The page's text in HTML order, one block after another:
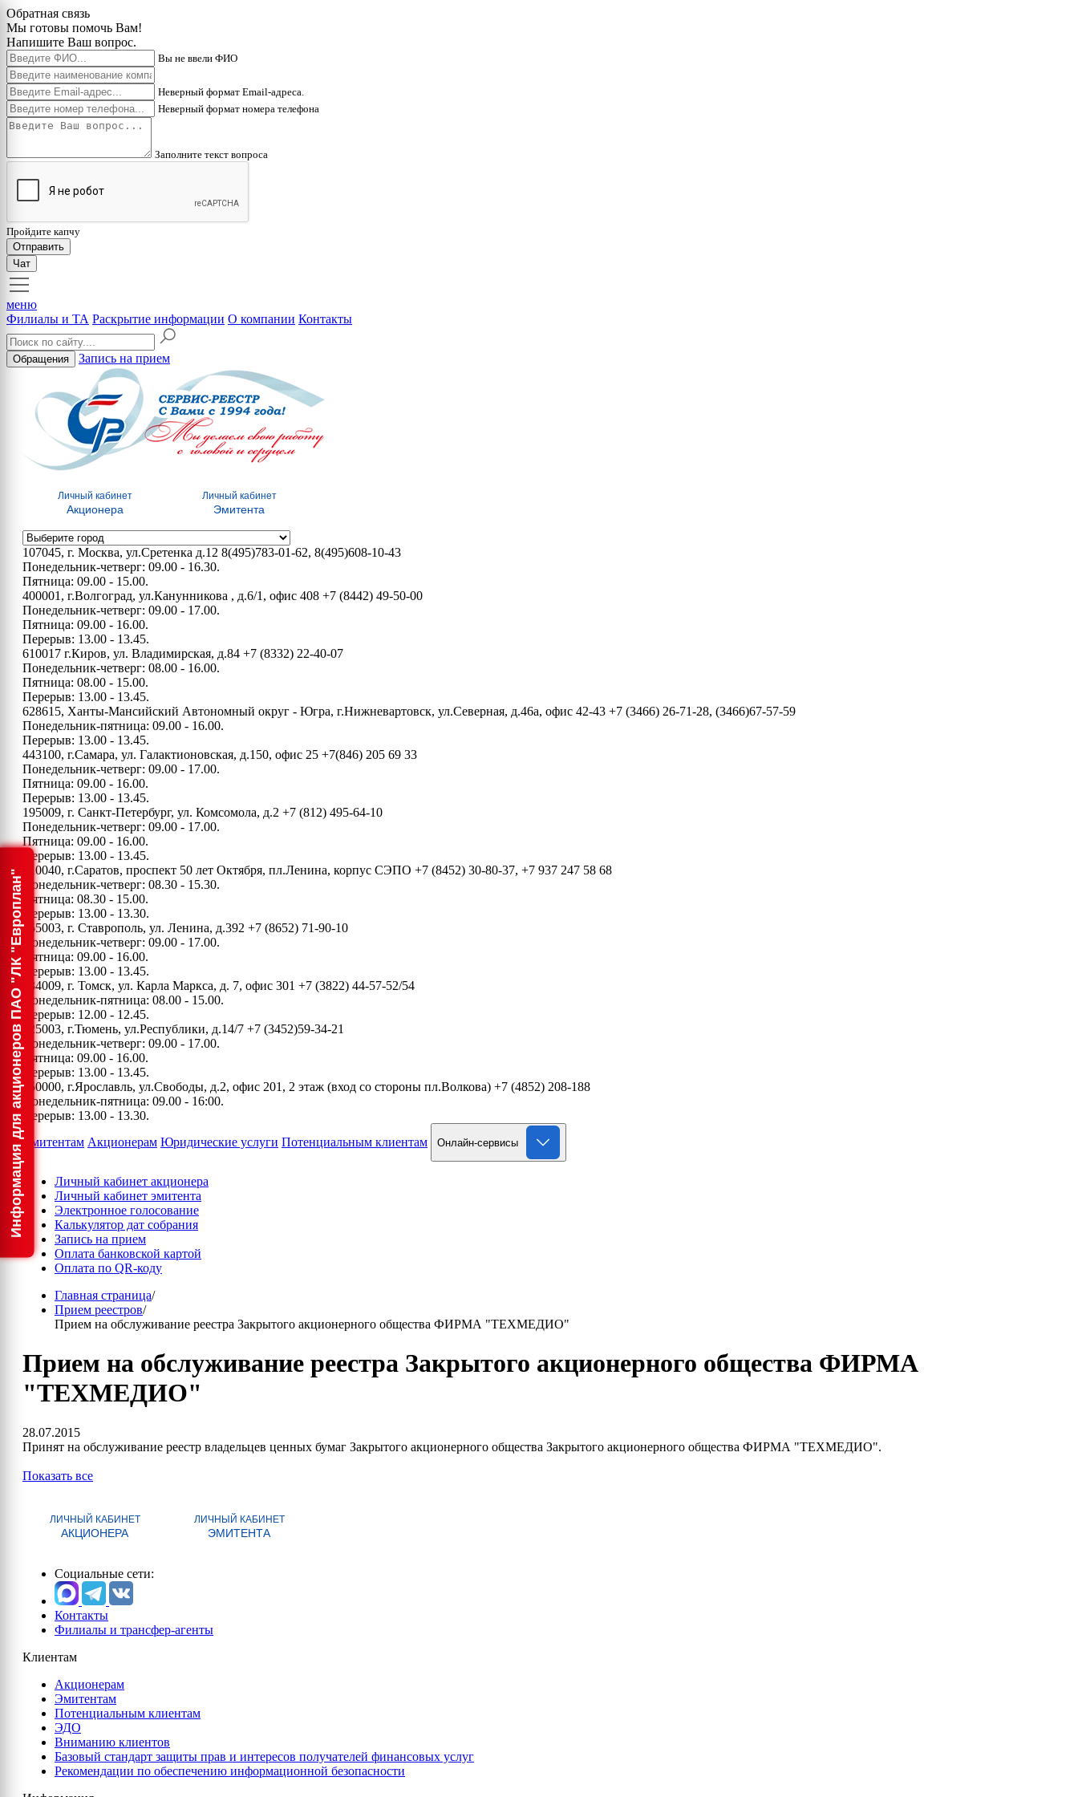
Обратная связь
Мы готовы помочь Вам!
Напишите Ваш вопрос.
Вы не ввели ФИО
Неверный формат Email-адреса.
Неверный формат номера телефона
Заполните текст вопроса
Пройдите капчу
Отправить
Чат
Информация для акционеров ПАО "ЛК "Европлан"
меню
Филиалы и ТА Раскрытие информации О компании Контакты
Обращения Запись на прием
Личный кабинет
Акционера
Личный кабинет
Эмитента
107045, г. Москва, ул.Сретенка д.12 8(495)783-01-62, 8(495)608-10-43
Понедельник-четверг: 09.00 - 16.30.
Пятница: 09.00 - 15.00.
400001, г.Волгоград, ул.Канунникова , д.6/1, офис 408 +7 (8442) 49-50-00
Понедельник-четверг: 09.00 - 17.00.
Пятница: 09.00 - 16.00.
Перерыв: 13.00 - 13.45.
610017 г.Киров, ул. Владимирская, д.84 +7 (8332) 22-40-07
Понедельник-четверг: 08.00 - 16.00.
Пятница: 08.00 - 15.00.
Перерыв: 13.00 - 13.45.
628615, Ханты-Мансийский Автономный округ - Югра, г.Нижневартовск, ул.Северная, д.46а, офис 42-43 +7 (3466) 26-71-28, (3466)67-57-59
Понедельник-пятница: 09.00 - 16.00.
Перерыв: 13.00 - 13.45.
443100, г.Самара, ул. Галактионовская, д.150, офис 25 +7(846) 205 69 33
Понедельник-четверг: 09.00 - 17.00.
Пятница: 09.00 - 16.00.
Перерыв: 13.00 - 13.45.
195009, г. Санкт-Петербург, ул. Комсомола, д.2 +7 (812) 495-64-10
Понедельник-четверг: 09.00 - 17.00.
Пятница: 09.00 - 16.00.
Перерыв: 13.00 - 13.45.
410040, г.Саратов, проспект 50 лет Октября, пл.Ленина, корпус СЭПО +7 (8452) 30-80-37, +7 937 247 58 68
Понедельник-четверг: 08.30 - 15.30.
Пятница: 08.30 - 15.00.
Перерыв: 13.00 - 13.30.
355003, г. Ставрополь, ул. Ленина, д.392 +7 (8652) 71-90-10
Понедельник-четверг: 09.00 - 17.00.
Пятница: 09.00 - 16.00.
Перерыв: 13.00 - 13.45.
634009, г. Томск, ул. Карла Маркса, д. 7, офис 301 +7 (3822) 44-57-52/54
Понедельник-пятница: 08.00 - 15.00.
Перерыв: 12.00 - 12.45.
625003, г.Тюмень, ул.Республики, д.14/7 +7 (3452)59-34-21
Понедельник-четверг: 09.00 - 17.00.
Пятница: 09.00 - 16.00.
Перерыв: 13.00 - 13.45.
150000, г.Ярославль, ул.Свободы, д.2, офис 201, 2 этаж (вход со стороны пл.Волкова) +7 (4852) 208-188
Понедельник-пятница: 09.00 - 16:00.
Перерыв: 13.00 - 13.30.
Эмитентам Акционерам Юридические услуги Потенциальным клиентам Онлайн-сервисы
Личный кабинет акционера
Личный кабинет эмитента
Электронное голосование
Калькулятор дат собрания
Запись на прием
Оплата банковской картой
Оплата по QR-коду
Главная страница/
Прием реестров/
Прием на обслуживание реестра Закрытого акционерного общества ФИРМА "ТЕХМЕДИО"
Прием на обслуживание реестра Закрытого акционерного общества ФИРМА
"ТЕХМЕДИО"
28.07.2015
Принят на обслуживание реестр владельцев ценных бумаг Закрытого акционерного общества Закрытого акционерного общества ФИРМА "ТЕХМЕДИО".
Показать все
ЛИЧНЫЙ КАБИНЕТ
АКЦИОНЕРА
ЛИЧНЫЙ КАБИНЕТ
ЭМИТЕНТА
Социальные сети:
Контакты
Филиалы и трансфер-агенты
Клиентам
Акционерам
Эмитентам
Потенциальным клиентам
ЭДО
Вниманию клиентов
Базовый стандарт защиты прав и интересов получателей финансовых услуг
Рекомендации по обеспечению информационной безопасности